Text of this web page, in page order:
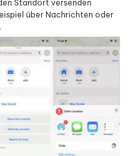
Standort versenden
über Nachrichten oder